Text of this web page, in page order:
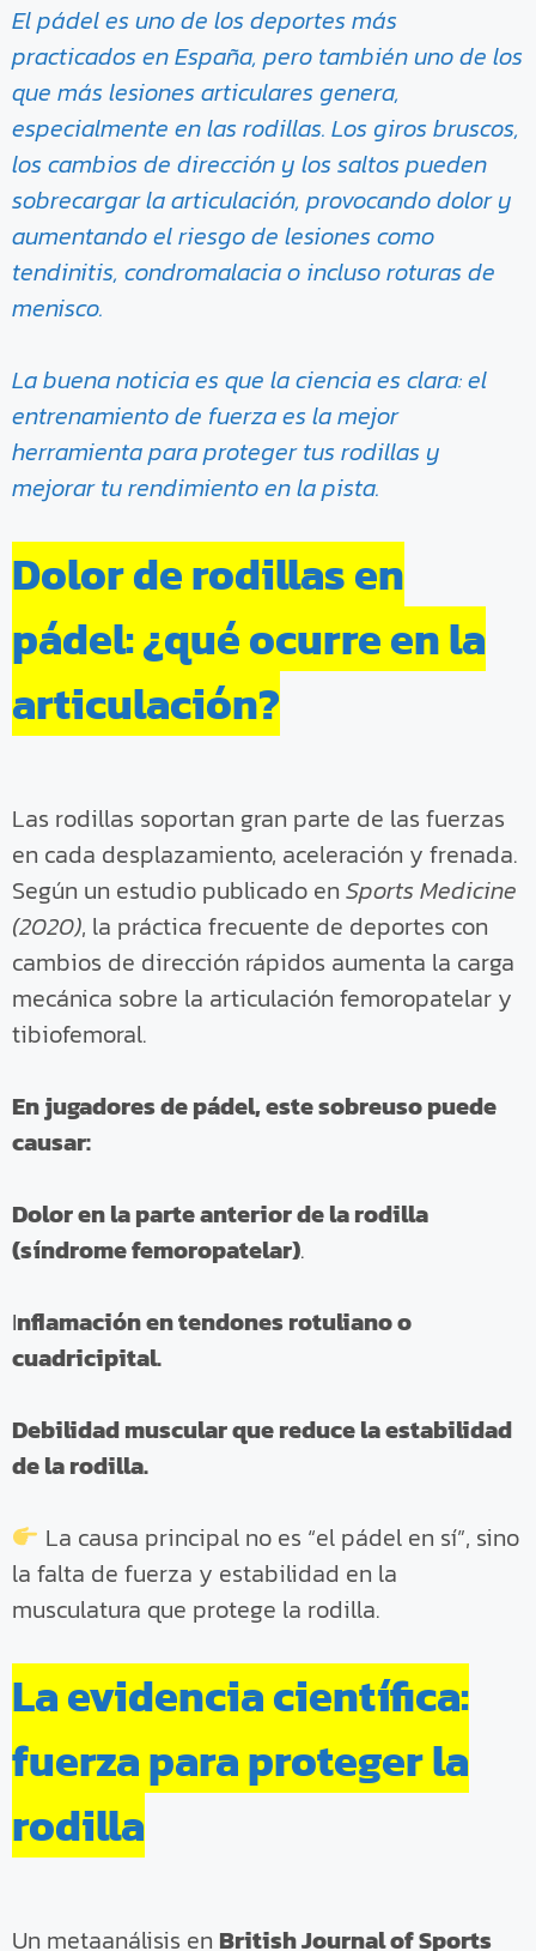
El pádel es uno de los deportes más
practicados en España, pero también uno de los
que más lesiones articulares genera,
especialmente en las rodillas. Los giros bruscos,
los cambios de dirección y los saltos pueden
sobrecargar la articulación, provocando dolor y
aumentando el riesgo de lesiones como
tendinitis, condromalacia o incluso roturas de
menisco.
La buena noticia es que la ciencia es clara: el
entrenamiento de fuerza es la mejor
herramienta para proteger tus rodillas y
mejorar tu rendimiento en la pista.
Dolor de rodillas en
pádel: ¿qué ocurre en la
articulación?
Las rodillas soportan gran parte de las fuerzas
en cada desplazamiento, aceleración y frenada.
Según un estudio publicado en Sports Medicine
(2020), la práctica frecuente de deportes con
cambios de dirección rápidos aumenta la carga
mecánica sobre la articulación femoropatelar y
tibiofemoral.
En jugadores de pádel, este sobreuso puede
causar:
Dolor en la parte anterior de la rodilla
(síndrome femoropatelar).
Inflamación en tendones rotuliano o
cuadricipital.
Debilidad muscular que reduce la estabilidad
de la rodilla.
La causa principal no es “el pádel en sí”, sino
la falta de fuerza y estabilidad en la
musculatura que protege la rodilla.
La evidencia científica:
fuerza para proteger la
rodilla
Un metaanálisis en British Journal of Sports